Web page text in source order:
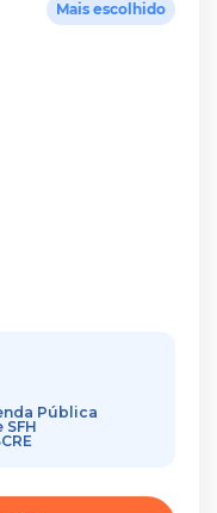
Mais escolhido
Pública